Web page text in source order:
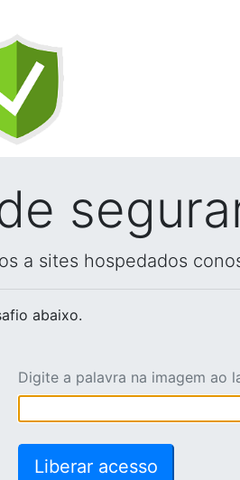
a sites hospedados
abaixo.
Digite a palavra na imagem ao